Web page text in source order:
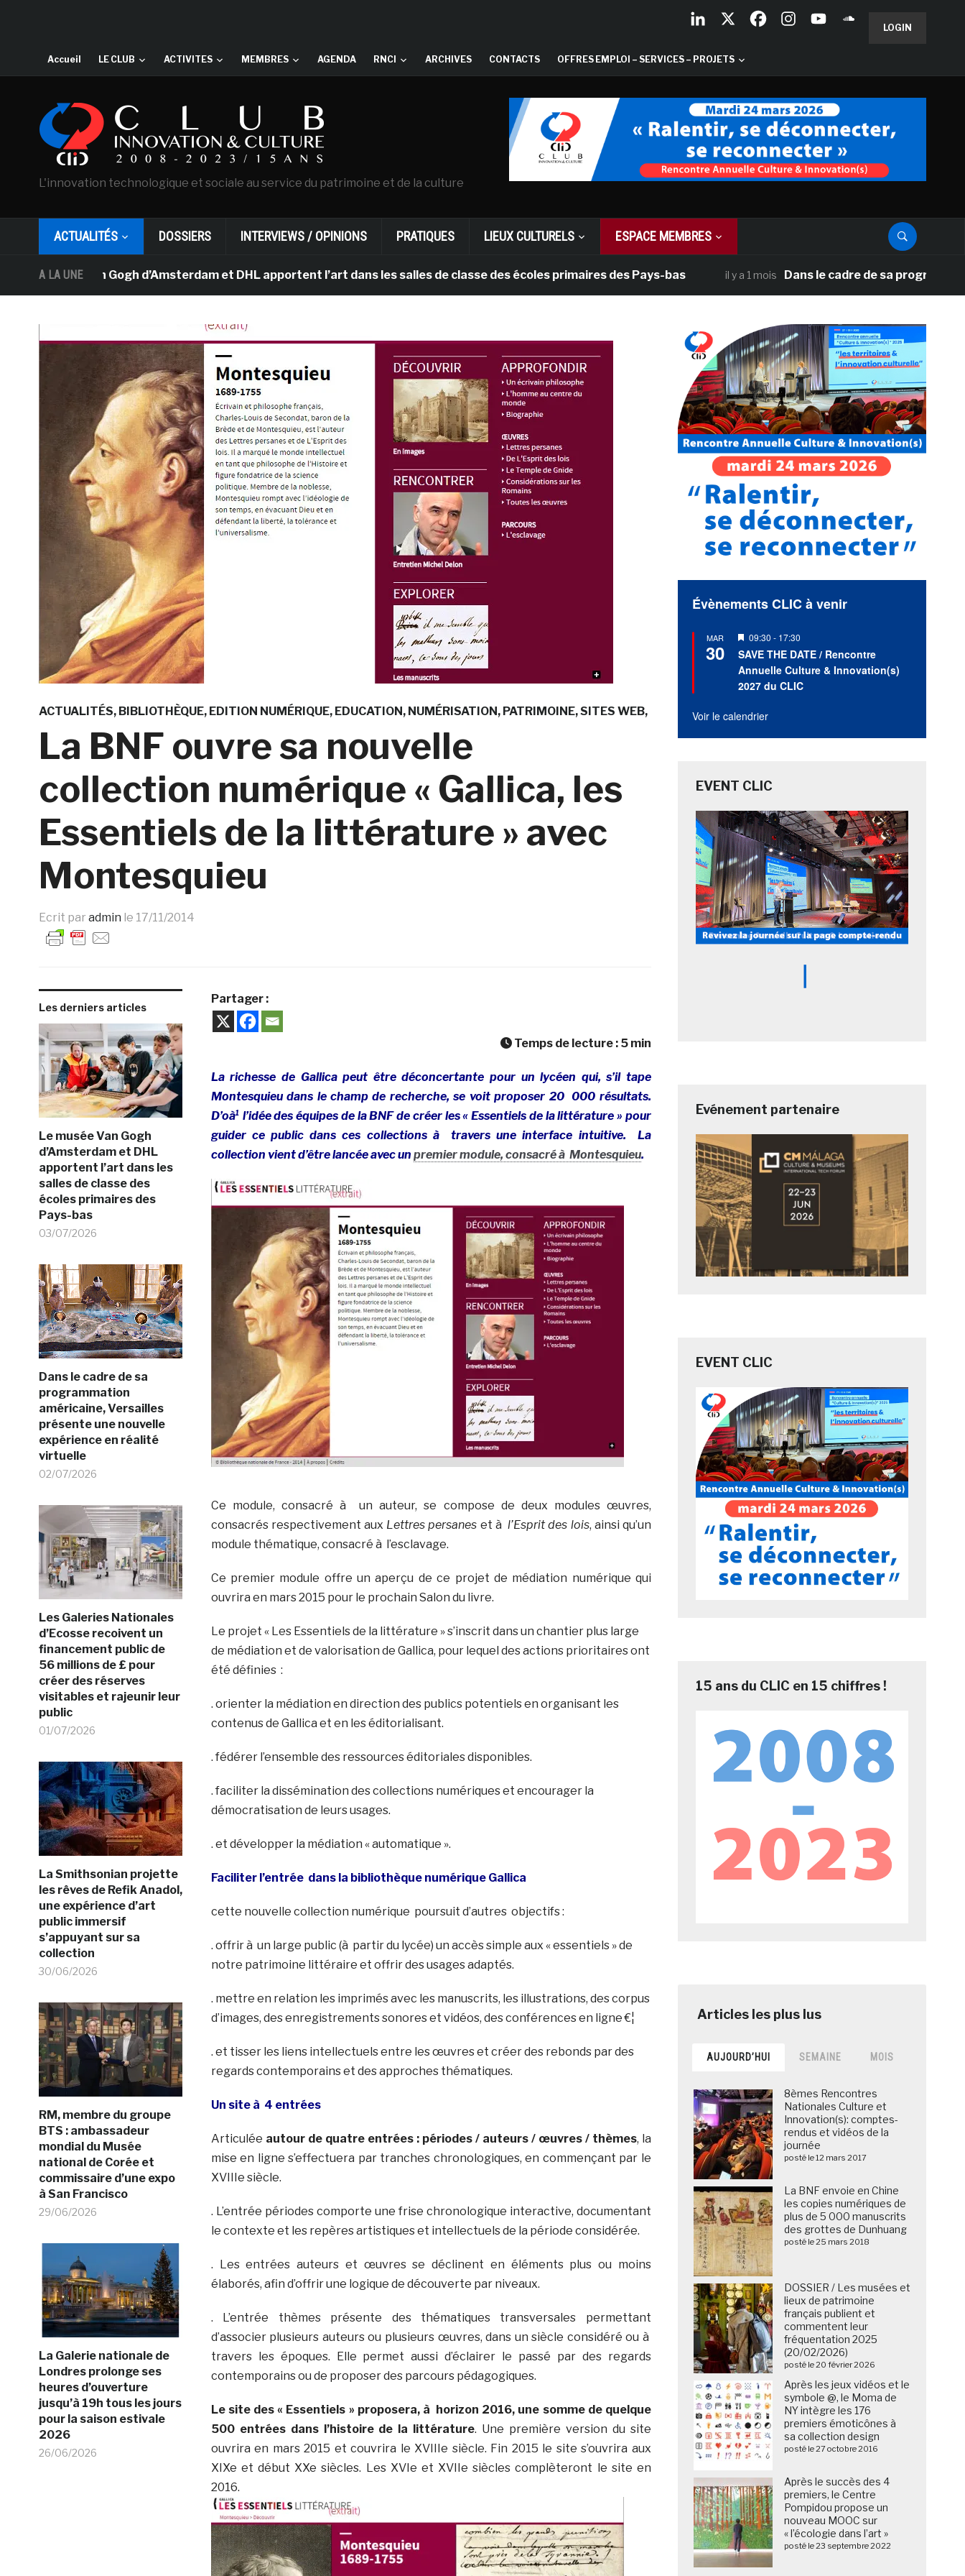
LOGIN
Accueil LE CLUB ACTIVITES MEMBRES AGENDA RNCI ARCHIVES CONTACTS OFFRES EMPLOI – SERVICES – PROJETS
L'innovation technologique et sociale au service du patrimoine et de la culture
ACTUALITÉS DOSSIERS INTERVIEWS / OPINIONS PRATIQUES LIEUX CULTURELS ESPACE MEMBRES
A LA UNE
Van Gogh d’Amsterdam et DHL apportent l’art dans les salles de classe des écoles primaires des Pays-bas il y a 1 mois Dans le cadre de sa programmation
ACTUALITÉS BIBLIOTHÈQUE EDITION NUMÉRIQUE EDUCATION NUMÉRISATION PATRIMOINE SITES WEB
La BNF ouvre sa nouvelle
collection numérique « Gallica, les
Essentiels de la littérature » avec
Montesquieu
Ecrit par admin le 17/11/2014
Les derniers articles
Le musée Van Gogh
d’Amsterdam et DHL
apportent l’art dans les
salles de classe des
écoles primaires des
Pays-bas
03/07/2026
Dans le cadre de sa
programmation
américaine, Versailles
présente une nouvelle
expérience en réalité
virtuelle
02/07/2026
Les Galeries Nationales
d’Ecosse recoivent un
financement public de
56 millions de £ pour
créer des réserves
visitables et rajeunir leur
public
01/07/2026
La Smithsonian projette
les rêves de Refik Anadol,
une expérience d’art
public immersif
s’appuyant sur sa
collection
30/06/2026
RM, membre du groupe
BTS : ambassadeur
mondial du Musée
national de Corée et
commissaire d’une expo
à San Francisco
29/06/2026
La Galerie nationale de
Londres prolonge ses
heures d’ouverture
jusqu’à 19h tous les jours
pour la saison estivale
2026
26/06/2026
Partager :
Temps de lecture : 5 min
La richesse de Gallica peut être déconcertante pour un lycéen qui, s’il tape
Montesquieu dans le champ de recherche, se voit proposer 20 000 résultats.
D’oà¹ l’idée des équipes de la BNF de créer les « Essentiels de la littérature » pour
guider ce public dans ces collections à travers une interface intuitive. La
collection vient d’être lancée avec un premier module, consacré à Montesquieu.
Ce module, consacré à un auteur, se compose de deux modules œuvres,
consacrés respectivement aux Lettres persanes et àl’Esprit des lois, ainsi qu’un
module thématique, consacré à l’esclavage.
Ce premier module offre un aperçu de ce projet de médiation numérique qui
ouvrira en mars 2015 pour le prochain Salon du livre.
Le projet « Les Essentiels de la littérature » s’inscrit dans un chantier plus large
de médiation et de valorisation de Gallica, pour lequel des actions prioritaires ont
été définies :
. orienter la médiation en direction des publics potentiels en organisant les
contenus de Gallica et en les éditorialisant.
. fédérer l’ensemble des ressources éditoriales disponibles.
. faciliter la dissémination des collections numériques et encourager la
démocratisation de leurs usages.
. et développer la médiation « automatique ».
Faciliter l’entrée dans la bibliothèque numérique Gallica
cette nouvelle collection numérique poursuit d’autres objectifs :
. offrir à un large public (à partir du lycée) un accès simple aux « essentiels » de
notre patrimoine littéraire et offrir des usages adaptés.
. mettre en relation les imprimés avec les manuscrits, les illustrations, des corpus
d’images, des enregistrements sonores et vidéos, des conférences en ligne €¦
. et tisser les liens intellectuels entre les œuvres et créer des rebonds par des
regards contemporains et des approches thématiques.
Un site à 4 entrées
Articulée autour de quatre entrées : périodes / auteurs / œuvres / thèmes, la
mise en ligne s’effectuera par tranches chronologiques, en commençant par le
XVIIIe siècle.
. L’entrée périodes comporte une frise chronologique interactive, documentant
le contexte et les repères artistiques et intellectuels de la période considérée.
. Les entrées auteurs et œuvres se déclinent en éléments plus ou moins
élaborés, afin d’offrir une logique de découverte par niveaux.
. L’entrée thèmes présente des thématiques transversales permettant
d’associer plusieurs auteurs ou plusieurs œuvres, dans un siècle considéré ou à
travers les époques. Elle permet aussi d’éclairer le passé par des regards
contemporains ou de proposer des parcours pédagogiques.
Le site des « Essentiels » proposera, à horizon 2016, une somme de quelque
500 entrées dans l’histoire de la littérature. Une première version du site
ouvrira en mars 2015 et couvrira le XVIIIe siècle. Fin 2015 le site s’ouvrira aux
XIXe et début XXe siècles. Les XVIe et XVIIe siècles complèteront le site en
2016.
Évènements CLIC à venir
MAR
30
Mis
en
avant
09:30 - 17:30
SAVE THE DATE / Rencontre
Annuelle Culture & Innovation(s)
2027 du CLIC
Voir le calendrier
EVENT CLIC
Evénement partenaire
EVENT CLIC
15 ans du CLIC en 15 chiffres !
AUJOURD’HUI SEMAINE MOIS
8èmes Rencontres
Nationales Culture et
Innovation(s): comptes-
rendus et vidéos de la
journée
posté le 12 mars 2017
La BNF envoie en Chine
les copies numériques de
plus de 5 000 manuscrits
des grottes de Dunhuang
posté le 25 mars 2018
DOSSIER / Les musées et
lieux de patrimoine
français publient et
commentent leur
fréquentation 2025
(20/02/2026)
posté le 20 février 2026
Après les jeux vidéos et le
symbole @, le Moma de
NY intègre les 176
premiers émoticônes à
sa collection design
posté le 27 octobre 2016
Après le succès des 4
premiers, le Centre
Pompidou propose un
nouveau MOOC sur
« l’écologie dans l’art »
posté le 23 septembre 2022